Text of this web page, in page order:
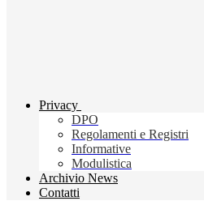
Privacy
DPO
Regolamenti e Registri
Informative
Modulistica
Archivio News
Contatti